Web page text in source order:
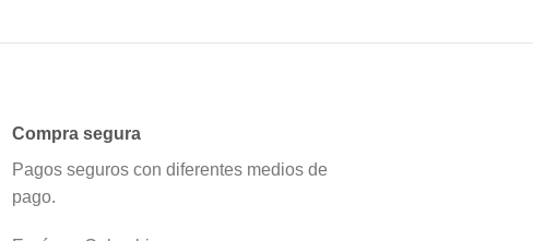
Compra segura
Pagos seguros con diferentes medios de
pago.